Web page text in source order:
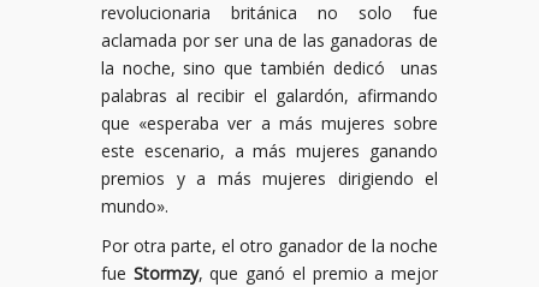
revolucionaria británica no solo fue
aclamada por ser una de las ganadoras de
la noche, sino que también dedicó unas
palabras al recibir el galardón, afirmando
que «esperaba ver a más mujeres sobre
este escenario, a más mujeres ganando
premios y a más mujeres dirigiendo el
mundo».
Por otra parte, el otro ganador de la noche
fue Stormzy, que ganó el premio a mejor